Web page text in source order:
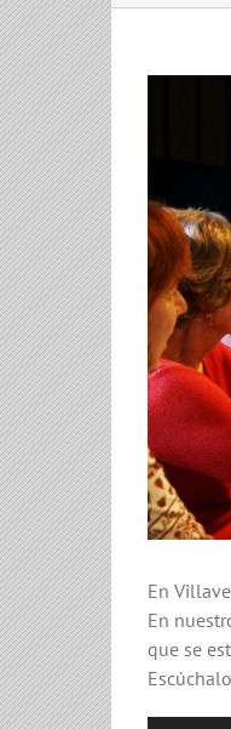
En
En
que se